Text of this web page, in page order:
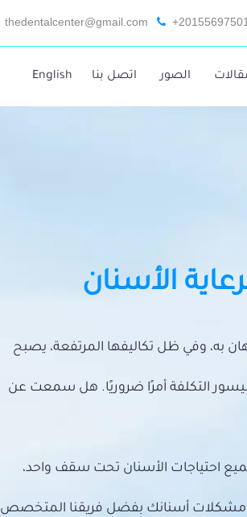
thedentalcenter@gmail.com
الصور اتصل بنا English
الأسنان
به، وفي ظل تكاليفها المرتفعة، يصبح
التكلفة أمرًا ضروريًا. هل سمعت عن
احتياجات الأسنان تحت سقف واحد،
مشكلات أسنانك بفضل فريقنا المتخصص